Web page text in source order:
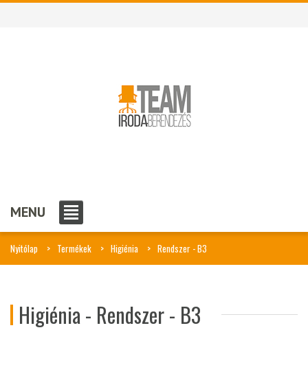
MENU
Nyitólap Termékek Higiénia Rendszer - B3
Higiénia - Rendszer - B3